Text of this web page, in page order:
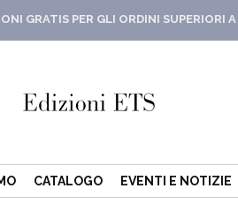
GRATIS PER GLI ORDINI SUPERIORI
CATALOGO EVENTI E NOTIZIE